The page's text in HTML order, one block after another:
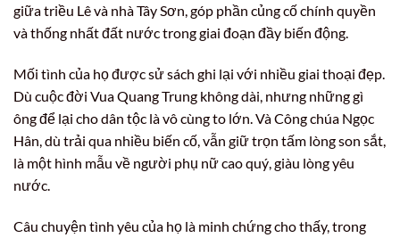
giữa triều Lê và nhà Tây Sơn, góp phần củng cố chính quyền
và thống nhất đất nước trong giai đoạn đầy biến động.
Mối tình của họ được sử sách ghi lại với nhiều giai thoại đẹp.
Dù cuộc đời Vua Quang Trung không dài, nhưng những gì
ông để lại cho dân tộc là vô cùng to lớn. Và Công chúa Ngọc
Hân, dù trải qua nhiều biến cố, vẫn giữ trọn tấm lòng son sắt,
là một hình mẫu về người phụ nữ cao quý, giàu lòng yêu
nước.
Câu chuyện tình yêu của họ là minh chứng cho thấy, trong